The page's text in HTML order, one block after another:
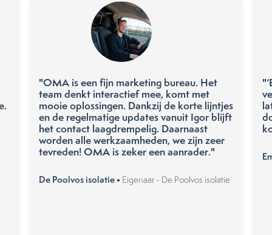
"OMA is een fijn marketing bureau. Het
team denkt interactief mee, komt met
mooie oplossingen. Dankzij de korte lijntjes
en de regelmatige updates vanuit Igor blijft
het contact laagdrempelig. Daarnaast
worden alle werkzaamheden, we zijn zeer
tevreden! OMA is zeker een aanrader."
De Poolvos isolatie • Eigenaar - De Poolvos isolatie